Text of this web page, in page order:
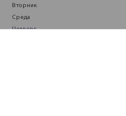
Вторник
Среда
Четверг